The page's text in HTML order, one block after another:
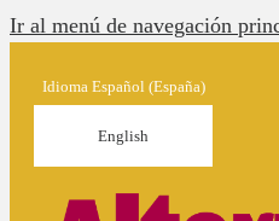
Ir al menú de navegación
Idioma Español (España)
English